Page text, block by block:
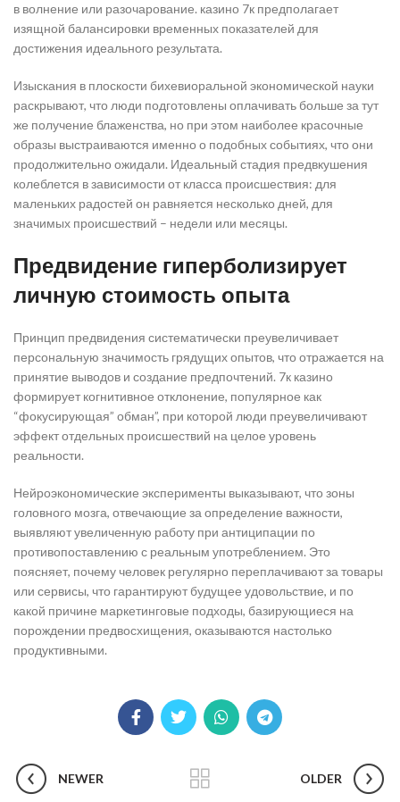
в волнение или разочарование. казино 7к предполагает
изящной балансировки временных показателей для
достижения идеального результата.
Изыскания в плоскости бихевиоральной экономической науки
раскрывают, что люди подготовлены оплачивать больше за тут
же получение блаженства, но при этом наиболее красочные
образы выстраиваются именно о подобных событиях, что они
продолжительно ожидали. Идеальный стадия предвкушения
колеблется в зависимости от класса происшествия: для
маленьких радостей он равняется несколько дней, для
значимых происшествий – недели или месяцы.
Предвидение гиперболизирует
личную стоимость опыта
Принцип предвидения систематически преувеличивает
персональную значимость грядущих опытов, что отражается на
принятие выводов и создание предпочтений. 7к казино
формирует когнитивное отклонение, популярное как
“фокусирующая” обман”, при которой люди преувеличивают
эффект отдельных происшествий на целое уровень
реальности.
Нейроэкономические эксперименты выказывают, что зоны
головного мозга, отвечающие за определение важности,
выявляют увеличенную работу при антиципации по
противопоставлению с реальным употреблением. Это
поясняет, почему человек регулярно переплачивают за товары
или сервисы, что гарантируют будущее удовольствие, и по
какой причине маркетинговые подходы, базирующиеся на
порождении предвосхищения, оказываются настолько
продуктивными.
NEWER OLDER